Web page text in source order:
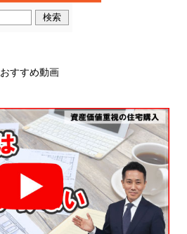
おすすめ動画